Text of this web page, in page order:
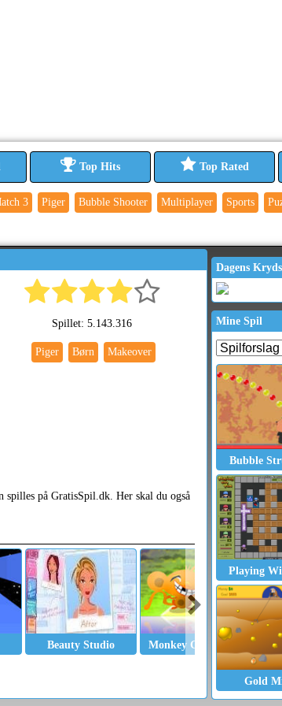
Top Hits Top Rated
3 Piger Bubble Shooter Multiplayer Sports
Spillet: 5.143.316
Piger Børn Makeover
spilles på GratisSpil.dk. Her skal du også
Beauty Studio Monkey GO Happy
Dagens
Mine Spil
Bubble
Playing
Gold